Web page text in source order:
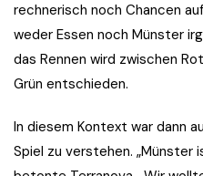
rechnerisch noch Chancen
weder Essen noch Münster
das Rennen wird zwischen
Grün entschieden.
In diesem Kontext war dann
Spiel zu verstehen. „Münster